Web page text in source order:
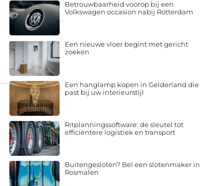
Betrouwbaarheid voorop bij een
Volkswagen occasion nabij Rotterdam
Een nieuwe vloer begint met gericht
zoeken
Een hanglamp kopen in Gelderland die
past bij uw interieurstijl
Ritplanningssoftware: de sleutel tot
efficiëntere logistiek en transport
Buitengesloten? Bel een slotenmaker in
Rosmalen